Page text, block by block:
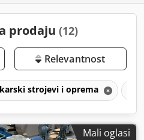
prodaju (12)
Relevantnost
strojevi i oprema
Mali oglasi